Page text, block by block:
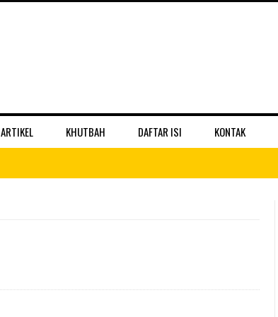
ARTIKEL KHUTBAH DAFTAR ISI KONTAK